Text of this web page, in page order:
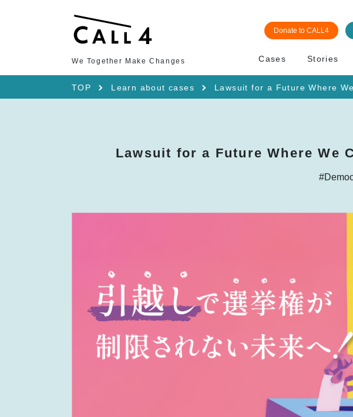
Donate to CALL4
We Together Make Changes Cases Stories
TOP Learn about cases Lawsuit for a Future Where
Lawsuit for a Future Where We